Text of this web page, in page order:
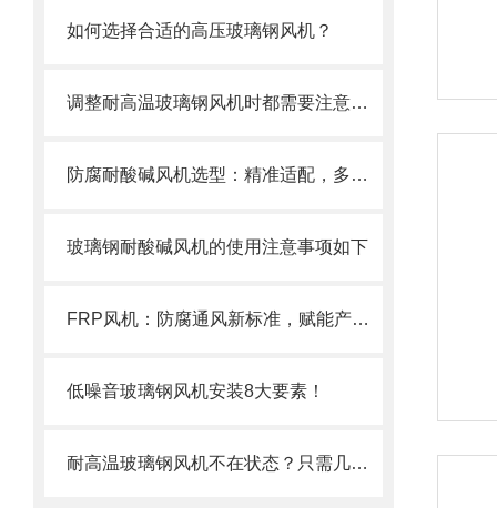
如何选择合适的高压玻璃钢风机？
调整耐高温玻璃钢风机时都需要注意些什么？
防腐耐酸碱风机选型：精准适配，多维度考量
玻璃钢耐酸碱风机的使用注意事项如下
FRP风机：防腐通风新标准，赋能产业绿色升级
低噪音玻璃钢风机安装8大要素！
耐高温玻璃钢风机不在状态？只需几步立刻调整回来